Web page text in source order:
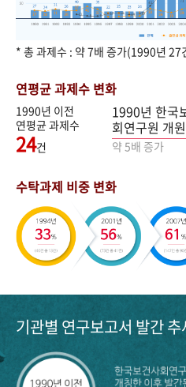
* 총 과제수 : 약 7배 증가(1990년
연평균 과제수 변화
1990년 이전
연평균 과제수
24건
1990년 한국
회연구원 개원
약 5배 증가
수탁과제 비중 변화
기관별 연구보고서 발간 추